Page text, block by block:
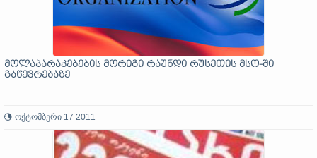
მოლაპარაკებების მორიგი რაუნდი რუსეთის მსო-ში
გაწევრებაზე
ოქტომბერი 17 2011